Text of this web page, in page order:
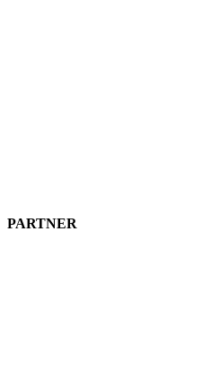
PARTNER